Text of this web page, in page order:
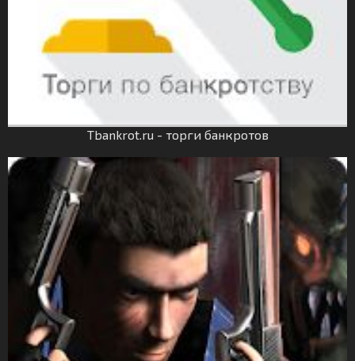
Tbankrot.ru - торги банкротов